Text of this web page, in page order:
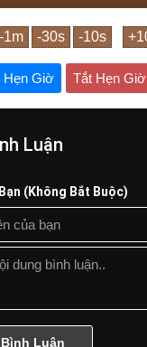
Hẹn Giờ Tắt Hẹn Giờ
Luận
(Không Bắt Buộc)